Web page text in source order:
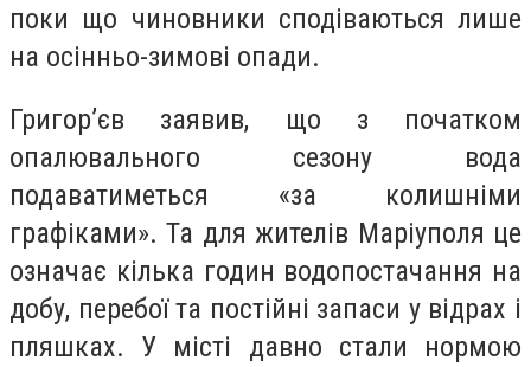
поки що чиновники сподіваються лише
на осінньо-зимові опади.
Григор’єв заявив, що з початком
опалювального сезону вода
подаватиметься «за колишніми
графіками». Та для жителів Маріуполя це
означає кілька годин водопостачання на
добу, перебої та постійні запаси у відрах і
пляшках. У місті давно стали нормою